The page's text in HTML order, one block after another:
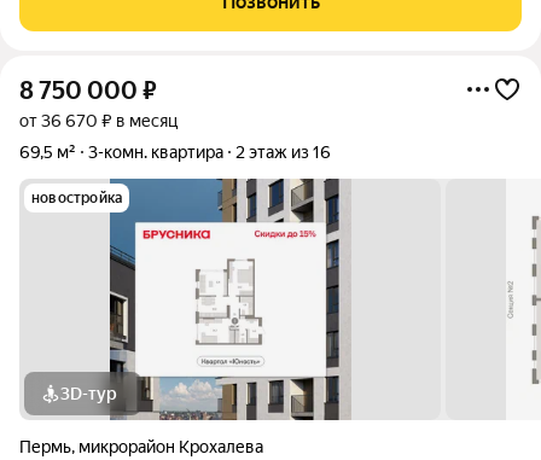
подчинена принципам
8 750 000 ₽
от 36 670 ₽ в месяц
69,5 м²
3-комн. квартира 2 этаж из 16
новостройка
3D-тур
Пермь, микрорайон Крохалева